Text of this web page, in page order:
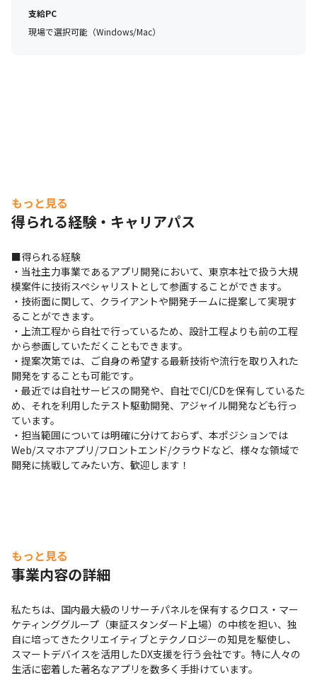
コアタイム9:30~15:00、フレキシブルタイム8:00~22:00
で月単位でのフレックス勤務制度を導入しています。
【Udemy Businessの導入】
希望者向けに自己学習の機会を提供しています。
資格取得奨励制度と合わせて活用する社員も多くいま
す。
支給PC
現場で選択可能（Windows/Mac）
もっと見る
得られる経験・キャリアパス
■得られる経験
・当社主力事業であるアプリ開発において、東京本社で扱う大規
模案件に技術スペシャリストとして参画することができます。
・技術面に関して、クライアントや開発チームに提案して実現す
ることができます。
・上流工程から自社で行っているため、設計工程よりも前の工程
から参画していただくこともできます。
・提案次第では、ご自身の希望する最新技術や流行を取り入れた
開発をすることも可能です。
・最近では自社サービスの開発や、自社でCI/CDを保有しているた
め、それを利用したテスト駆動開発、アジャイル開発なども行っ
ています。
・担当範囲については明確に分けておらず、本ポジションでは
Web/スマホアプリ/フロントエンド/クラウドなど、様々な領域で
開発に挑戦してみたい方、歓迎します！
もっと見る
事業内容の詳細
私たちは、国内最大級のリサーチパネルを保有するクロス・マー
ケティンググループ（東証スタンダード上場）の中核を担い、独
自に培ってきたクリエイティブとテクノロジーの知見を駆使し、
スマートデバイスを活用したDX支援を行う会社です。特に人々の
生活に密着した著名なアプリを数多く手掛けています。